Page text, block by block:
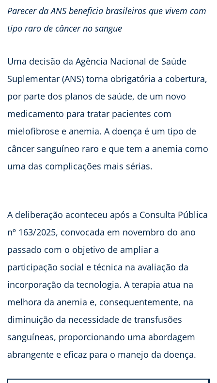
Parecer da ANS beneficia brasileiros que vivem com
tipo raro de câncer no sangue
Uma decisão da Agência Nacional de Saúde
Suplementar (ANS) torna obrigatória a cobertura,
por parte dos planos de saúde, de um novo
medicamento para tratar pacientes com
mielofibrose e anemia. A doença é um tipo de
câncer sanguíneo raro e que tem a anemia como
uma das complicações mais sérias.
A deliberação aconteceu após a Consulta Pública
nº 163/2025, convocada em novembro do ano
passado com o objetivo de ampliar a
participação social e técnica na avaliação da
incorporação da tecnologia. A terapia atua na
melhora da anemia e, consequentemente, na
diminuição da necessidade de transfusões
sanguíneas, proporcionando uma abordagem
abrangente e eficaz para o manejo da doença.